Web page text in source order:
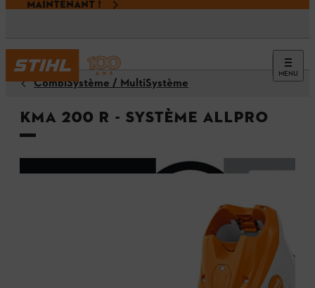
MAINTENANT !
MENU
CombiSystème / MultiSystème
KMA 200 R - Système ALLPRO